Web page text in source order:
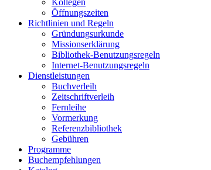
Kollegen
Öffnungszeiten
Richtlinien und Regeln
Gründungsurkunde
Missionserklärung
Bibliothek-Benutzungsregeln
Internet-Benutzungsregeln
Dienstleistungen
Buchverleih
Zeitschriftverleih
Fernleihe
Vormerkung
Referenzbibliothek
Gebühren
Programme
Buchempfehlungen